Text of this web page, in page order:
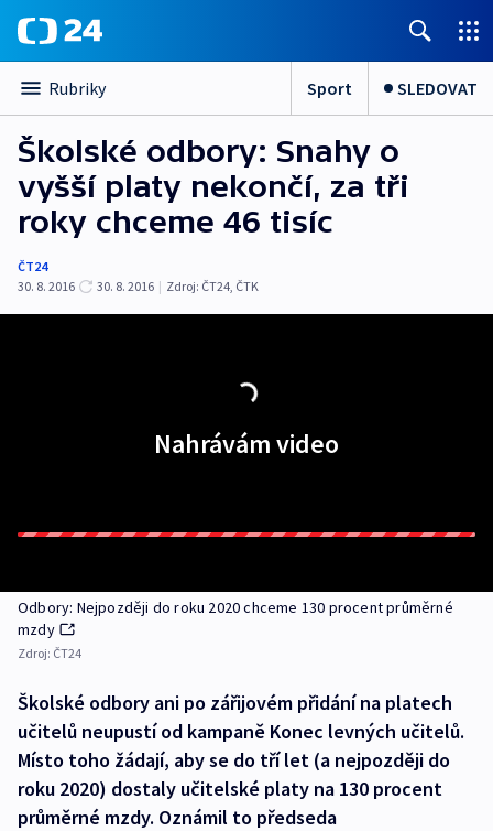
Rubriky Sport SLEDOVAT
Školské odbory: Snahy o
vyšší platy nekončí, za tři
roky chceme 46 tisíc
ČT24
30. 8. 2016
30. 8. 2016 | Zdroj: ČT24, ČTK
Nahrávám video
Odbory: Nejpozději do roku 2020 chceme 130 procent průměrné
mzdy
Zdroj: ČT24
Školské odbory ani po zářijovém přidání na platech
učitelů neupustí od kampaně Konec levných učitelů.
Místo toho žádají, aby se do tří let (a nejpozději do
roku 2020) dostaly učitelské platy na 130 procent
průměrné mzdy. Oznámil to předseda